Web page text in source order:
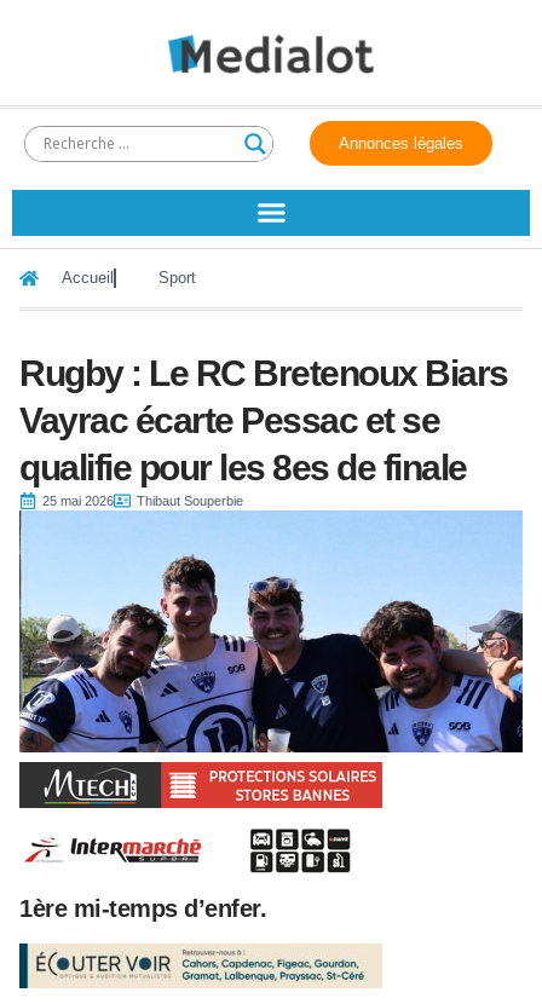
Annonces légales
Accueil Sport
Rugby : Le RC Bretenoux Biars
Vayrac écarte Pessac et se
qualifie pour les 8es de finale
25 mai 2026 Thibaut Souperbie
1ère mi-temps d’enfer.